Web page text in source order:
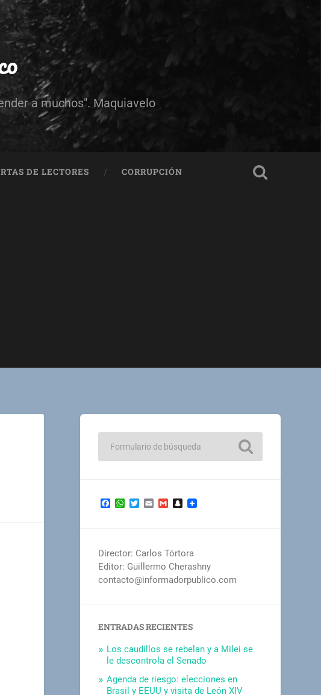
a muchos". Maquiavelo
DE LECTORES CORRUPCIÓN
Facebook
WhatsApp
TwitterEmailGmailSnapchat
Director: Carlos Tórtora
Editor: Guillermo Cherashny
contacto@informadorpublico.com
ENTRADAS RECIENTES
Los caudillos se rebelan y a Milei se
le descontrola el Senado
Agenda de riesgo: elecciones en
Brasil y EEUU y visita de León XIV